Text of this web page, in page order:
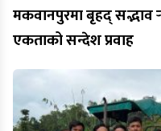
मकवानपुरमा बृहद् सद्भाव
एकताको सन्देश प्रवाह